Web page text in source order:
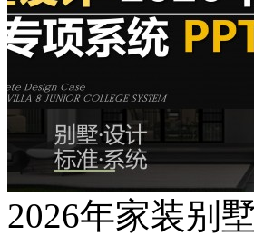
2026年家装别